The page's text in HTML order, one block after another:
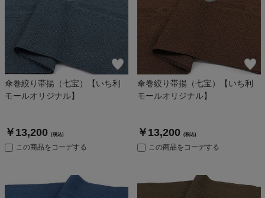
傘巻絞り帯揚（七宝）【いち利
モールオリジナル】
￥13,200 (税込)
この商品をコーデする
傘巻絞り帯揚（七宝）【いち利
モールオリジナル】
￥13,200 (税込)
この商品をコーデする